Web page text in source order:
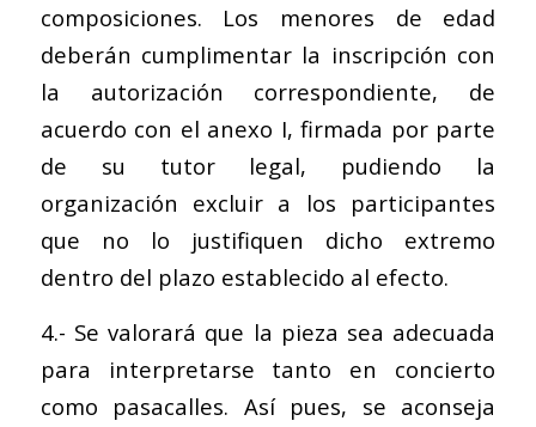
composiciones. Los menores de edad
deberán cumplimentar la inscripción con
la autorización correspondiente, de
acuerdo con el anexo I, firmada por parte
de su tutor legal, pudiendo la
organización excluir a los participantes
que no lo justifiquen dicho extremo
dentro del plazo establecido al efecto.
4.- Se valorará que la pieza sea adecuada
para interpretarse tanto en concierto
como pasacalles. Así pues, se aconseja